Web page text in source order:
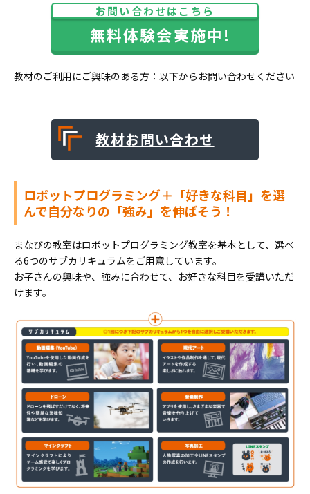
お問い合わせはこちら
無料体験会実施中!
教材のご利用にご興味のある方：以下からお問い合わせください
教材お問い合わせ
ロボットプログラミング＋「好きな科目」を選
んで自分なりの「強み」を伸ばそう！
まなびの教室はロボットプログラミング教室を基本として、選べ
る6つのサブカリキュラムをご用意しています。
お子さんの興味や、強みに合わせて、お好きな科目を受講いただ
けます。